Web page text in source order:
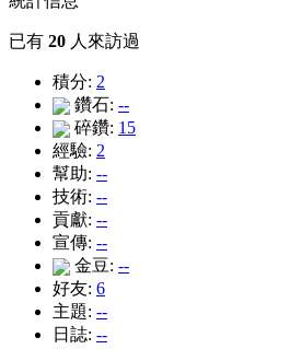
已有 20 人來訪過
積分: 2
鑽石: --
碎鑽: 15
經驗: 2
幫助: --
技術: --
貢獻: --
宣傳: --
金豆: --
好友: 6
主題: --
日誌: --